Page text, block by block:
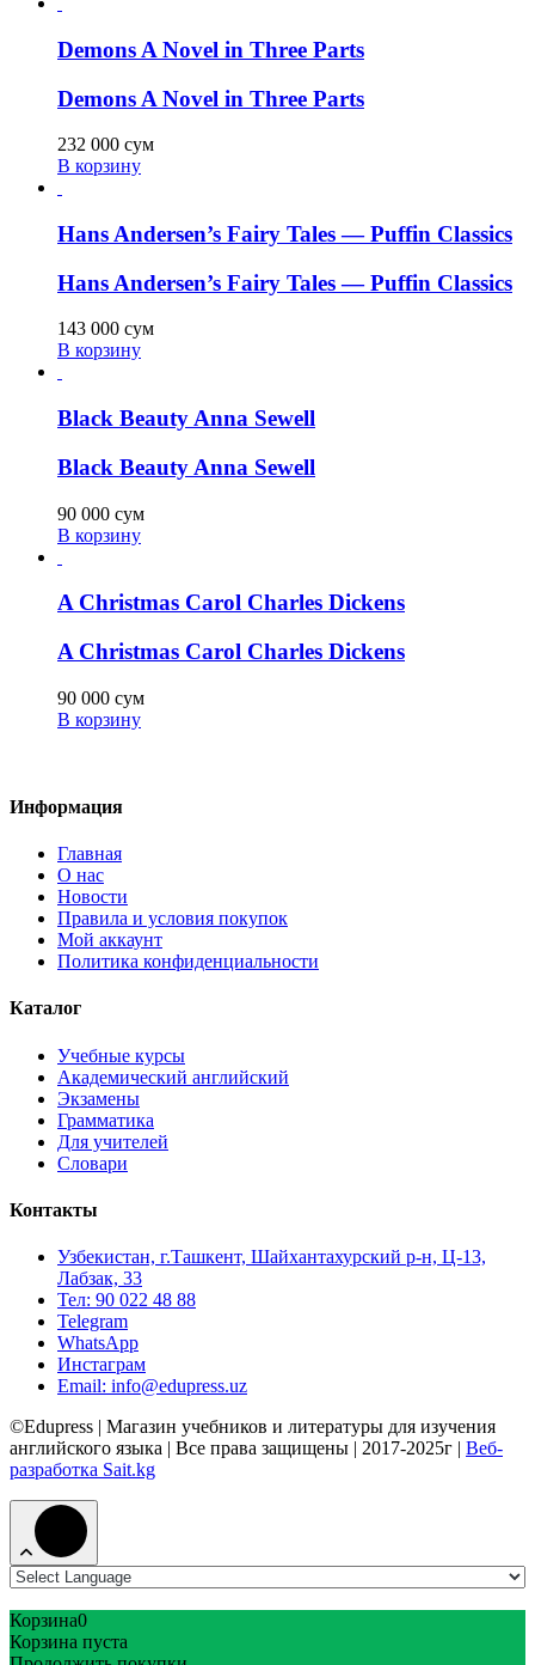
Demons A Novel in Three Parts
Demons A Novel in Three Parts
232 000 сум
В корзину
Hans Andersen’s Fairy Tales — Puffin Classics
Hans Andersen’s Fairy Tales — Puffin Classics
143 000 сум
В корзину
Black Beauty Anna Sewell
Black Beauty Anna Sewell
90 000 сум
В корзину
A Christmas Carol Charles Dickens
A Christmas Carol Charles Dickens
90 000 сум
В корзину
Информация
Главная
О нас
Новости
Правила и условия покупок
Мой аккаунт
Политика конфиденциальности
Каталог
Учебные курсы
Академический английский
Экзамены
Грамматика
Для учителей
Словари
Контакты
Узбекистан, г.Ташкент, Шайхантахурский р-н, Ц-13,
Лабзак, 33
Тел: 90 022 48 88
Telegram
WhatsApp
Инстаграм
Email: info@edupress.uz
©Edupress | Магазин учебников и литературы для изучения
английского языка | Все права защищены | 2017-2025г | Веб-
разработка Sait.kg
Корзина0
Корзина пуста